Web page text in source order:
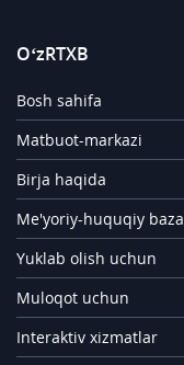
O‘zRTXB
Bosh sahifa
Matbuot-markazi
Birja haqida
Me'yoriy-huquqiy baza
Yuklab olish uchun
Muloqot uchun
Interaktiv xizmatlar